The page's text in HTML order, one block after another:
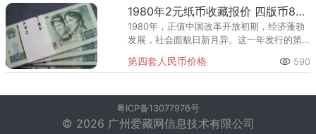
流通量的稀少，越来越多的人已
1980年2元纸币收藏报价 四版币80年2元回收价
1980年，正值中国改革开放初期，经济蓬勃
发展，社会面貌日新月异。这一年发行的第
程碑，也是这一时期社会变迁的见证者。其
第四套人民币价格 590
粤ICP备13077976号
© 2026 广州爱藏网信息技术有限公司